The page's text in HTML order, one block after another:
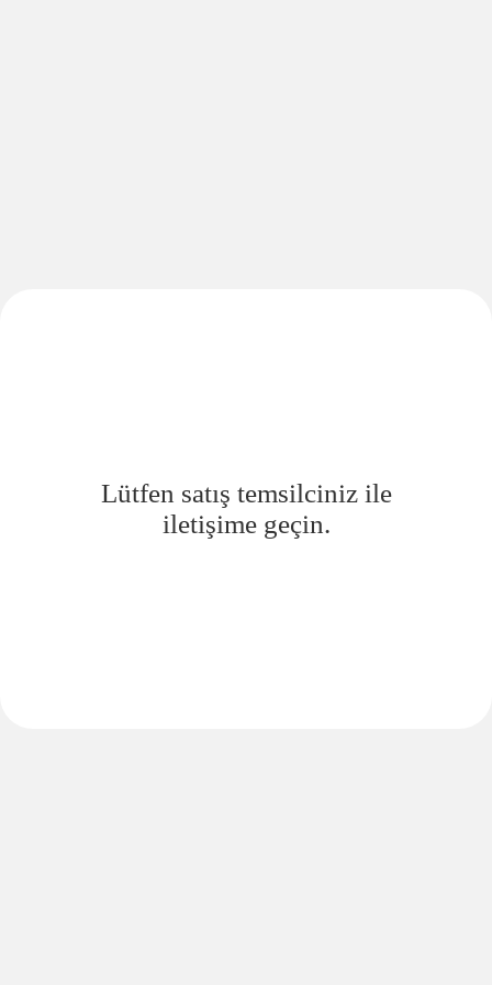
Lütfen satış temsilciniz ile
iletişime geçin.